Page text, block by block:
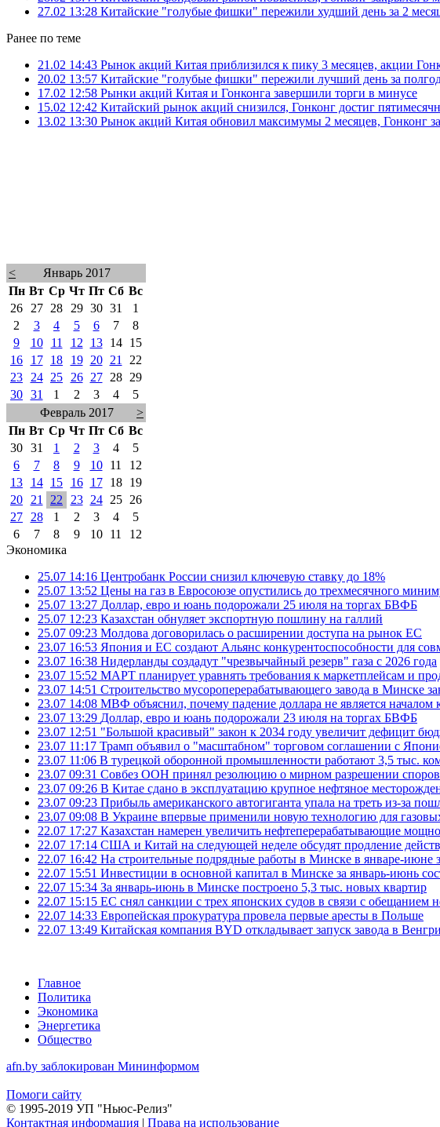
27.02 13:28 Китайские "голубые фишки" пережили худший день за 2
Ранее по теме
21.02 14:43 Рынок акций Китая приблизился к пику 3 месяцев, акции
20.02 13:57 Китайские "голубые фишки" пережили лучший день за
17.02 12:58 Рынки акций Китая и Гонконга завершили торги в минусе
15.02 12:42 Китайский рынок акций снизился, Гонконг достиг
13.02 13:30 Рынок акций Китая обновил максимумы 2 месяцев, Гонконг
<
Январь 2017
Пн Вт Ср Чт Пт Сб Вс
26
27 28 29 30 31
1
2
3 4 5 6 7
8
9
10 11 12 13 14
15
16
17 18 19 20 21
22
23
24 25 26 27 28
29
30 31 1 2 3 4
5
Февраль 2017
>
Пн Вт Ср Чт Пт Сб Вс
30 31 1 2 3 4
5
6
7 8 9 10 11
12
13
14 15 16 17 18
19
20
21 22 23 24 25
26
27
28 1 2 3 4
5
6
7 8 9 10 11
12
Экономика
25.07 14:16 Центробанк России снизил ключевую ставку до 18%
25.07 13:52 Цены на газ в Евросоюзе опустились до трехмесячного
25.07 13:27 Доллар, евро и юань подорожали 25 июля на торгах БВФБ
25.07 12:23 Казахстан обнуляет экспортную пошлину на галлий
25.07 09:23 Молдова договорилась о расширении доступа на рынок ЕС
23.07 16:53 Япония и ЕС создают Альянс конкурентоспособности для
23.07 16:38 Нидерланды создадут "чрезвычайный резерв" газа с 2026 года
23.07 15:52 МАРТ планирует уравнять требования к маркетплейсам и
23.07 14:51 Строительство мусороперерабатывающего завода в Минске
23.07 14:08 МВФ объяснил, почему падение доллара не является началом
23.07 13:29 Доллар, евро и юань подорожали 23 июля на торгах БВФБ
23.07 12:51 "Большой красивый" закон к 2034 году увеличит дефицит
23.07 11:17 Трамп объявил о "масштабном" торговом соглашении с
23.07 11:06 В турецкой оборонной промышленности работают 3,5 тыс.
23.07 09:31 Совбез ООН принял резолюцию о мирном разрешении споров
23.07 09:26 В Китае сдано в эксплуатацию крупное нефтяное
23.07 09:23 Прибыль американского автогиганта упала на треть из-за
23.07 09:08 В Украине впервые применили новую технологию для
22.07 17:27 Казахстан намерен увеличить нефтеперерабатывающие
22.07 17:14 США и Китай на следующей неделе обсудят продление
22.07 16:42 На строительные подрядные работы в Минске в январе-июне
22.07 15:51 Инвестиции в основной капитал в Минске за январь-июнь
22.07 15:34 За январь-июнь в Минске построено 5,3 тыс. новых квартир
22.07 15:15 ЕС снял санкции с трех японских судов в связи с обещанием
22.07 14:33 Европейская прокуратура провела первые аресты в Польше
22.07 13:49 Китайская компания BYD откладывает запуск завода в
Главное
Политика
Экономика
Энергетика
Общество
afn.by заблокирован Мининформом
Помоги сайту
© 1995-2019 УП "Ньюс-Релиз"
Контактная информация | Права на использование